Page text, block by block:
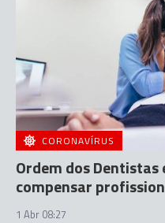
CORONAVÍRUS
Ordem dos
compensar
1 Abr 08:27